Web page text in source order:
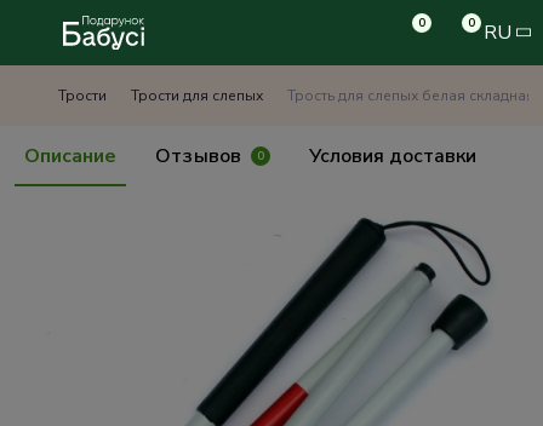
0 0 RU
Трости Трости для слепых Трость для слепых белая складная
Описание Отзывов 0 Условия доставки